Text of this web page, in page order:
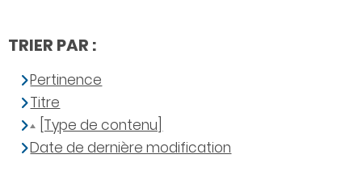
TRIER PAR :
Pertinence
Titre
[Type de contenu]
Date de dernière modification